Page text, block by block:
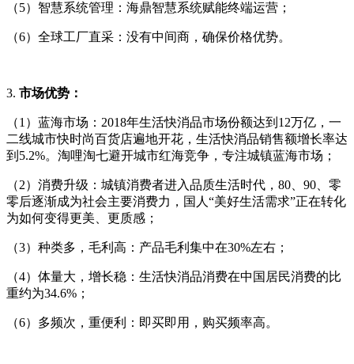
（5）智慧系统管理：海鼎智慧系统赋能终端运营；
（6）全球工厂直采：没有中间商，确保价格优势。
3. 市场优势：
（1）蓝海市场：2018年生活快消品市场份额达到12万亿，一
二线城市快时尚百货店遍地开花，生活快消品销售额增长率达
到5.2%。淘哩淘七避开城市红海竞争，专注城镇蓝海市场；
（2）消费升级：城镇消费者进入品质生活时代，80、90、零
零后逐渐成为社会主要消费力，国人“美好生活需求”正在转化
为如何变得更美、更质感；
（3）种类多，毛利高：产品毛利集中在30%左右；
（4）体量大，增长稳：生活快消品消费在中国居民消费的比
重约为34.6%；
（6）多频次，重便利：即买即用，购买频率高。